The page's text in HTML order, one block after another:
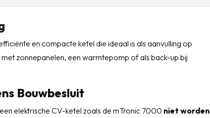
en compacte ketel die ideaal is als aanvulling op
zonnepanelen, een warmtepomp of als back-up bij
Bouwbesluit
elektrische CV-ketel zoals de mTronic 7000 niet worden